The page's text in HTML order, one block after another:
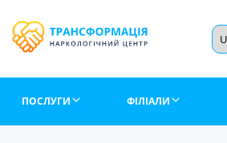
ПОСЛУГИ ФІЛІАЛИ